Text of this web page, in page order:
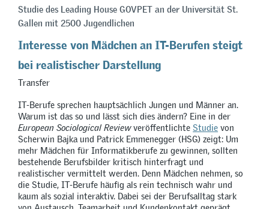
Studie des Leading House GOVPET an der Universität St.
Gallen mit 2500 Jugendlichen
Interesse von Mädchen an IT-Berufen steigt
bei realistischer Darstellung
Transfer
IT-Berufe sprechen hauptsächlich Jungen und Männer an.
Warum ist das so und lässt sich dies ändern? Eine in der
European Sociological Reviewveröffentlichte Studie von
Scherwin Bajka und Patrick Emmenegger (HSG) zeigt: Um
mehr Mädchen für Informatikberufe zu gewinnen, sollten
bestehende Berufsbilder kritisch hinterfragt und
realistischer vermittelt werden. Denn Mädchen nehmen, so
die Studie, IT-Berufe häufig als rein technisch wahr und
kaum als sozial interaktiv. Dabei sei der Berufsalltag stark